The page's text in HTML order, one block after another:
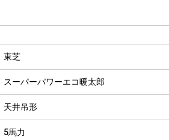
飲食店
美容・理容室
工場
倉庫
東芝
スーパーパワーエコ暖太郎
天井吊形
5馬力